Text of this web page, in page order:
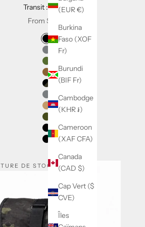
(EUR €)
Burkina
Faso (XOF
Fr)
Burundi
(BIF Fr)
Cambodge
(KHR ៛)
Cameroon
(XAF CFA)
Canada
(CAD $)
Cap Vert ($
CVE)
Îles
Transit : Duffle
Sale price
From $ 305
Swatch Selectors for Transit :
Noir VX
Gris VX
Olive VX
Coyote VX
Noir Camo
Gray HT
Toile cirée marron
Toile cirée olive
Toile cirée noire
Noir HT
DE STOCK